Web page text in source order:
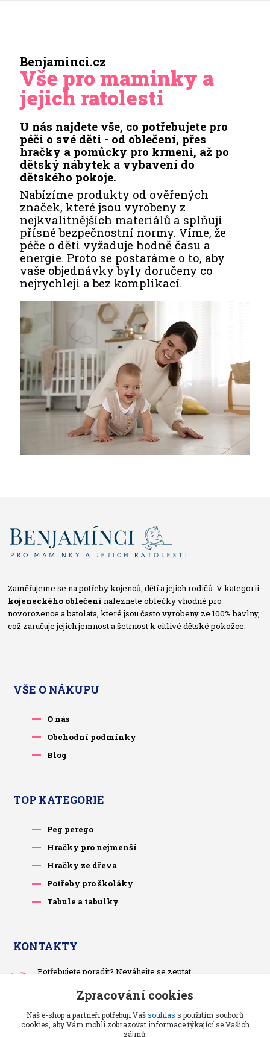
Benjaminci.cz
Vše pro maminky a
jejich ratolesti
U nás najdete vše, co potřebujete pro
péči o své děti - od oblečení, přes
hračky a pomůcky pro krmení, až po
dětský nábytek a vybavení do
dětského pokoje.
Nabízíme produkty od ověřených
značek, které jsou vyrobeny z
nejkvalitnějších materiálů a splňují
přísné bezpečnostní normy. Víme, že
péče o děti vyžaduje hodně času a
energie. Proto se postaráme o to, aby
vaše objednávky byly doručeny co
nejrychleji a bez komplikací.
Zaměřujeme se na potřeby kojenců, dětí a jejich rodičů. V kategorii
kojeneckého oblečení naleznete oblečky vhodné pro
novorozence a batolata, které jsou často vyrobeny ze 100% bavlny,
což zaručuje jejich jemnost a šetrnost k citlivé dětské pokožce.
VŠE O NÁKUPU
O nás
Obchodní podmínky
Blog
TOP KATEGORIE
Peg perego
Hračky pro nejmenší
Hračky ze dřeva
Potřeby pro školáky
Tabule a tabulky
KONTAKTY
Potřebujete poradit? Neváhejte se zeptat.
Po-čt, po 13 hodině
pietrasova.p@seznam.cz
Zpracování cookies
Náš e-shop a partneři potřebují Vášsouhlas s použitím souborů
cookies, aby Vám mohli zobrazovat informace týkající se Vašich
zájmů.